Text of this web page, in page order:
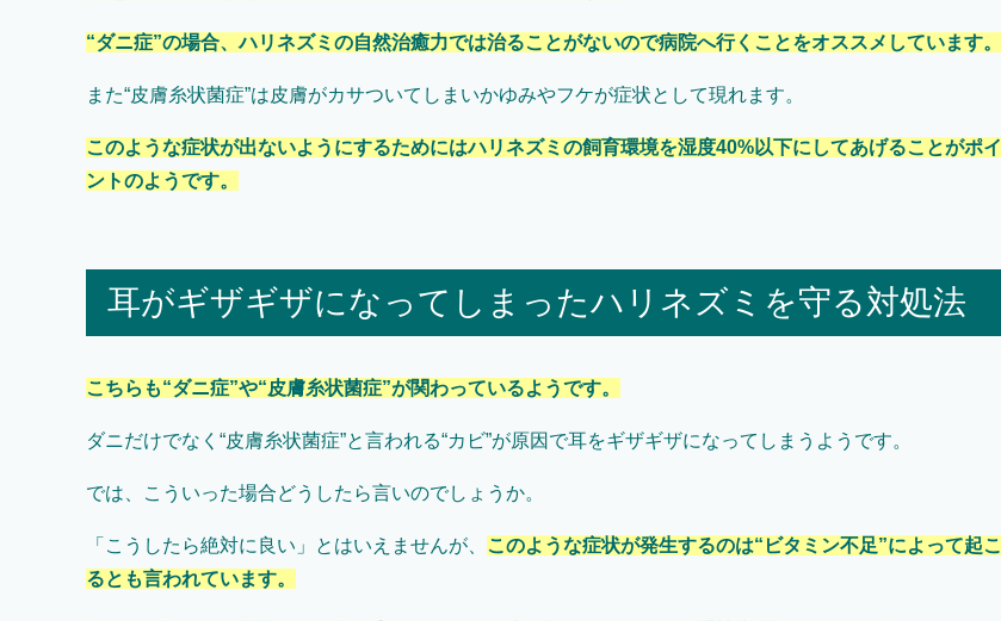
“ダニ症”の場合、ハリネズミの自然治癒力では治ることがないので病院へ行くことをオススメしています。
また“皮膚糸状菌症”は皮膚がカサついてしまいかゆみやフケが症状として現れます。
このような症状が出ないようにするためにはハリネズミの飼育環境を湿度40%以下にしてあげることがポイ
ントのようです。
耳がギザギザになってしまったハリネズミを守る対処法
こちらも“ダニ症”や“皮膚糸状菌症”が関わっているようです。
ダニだけでなく“皮膚糸状菌症”と言われる“カビ”が原因で耳をギザギザになってしまうようです。
では、こういった場合どうしたら言いのでしょうか。
「こうしたら絶対に良い」とはいえませんが、 このような症状が発生するのは“ビタミン不足”によって起こ
るとも言われています。